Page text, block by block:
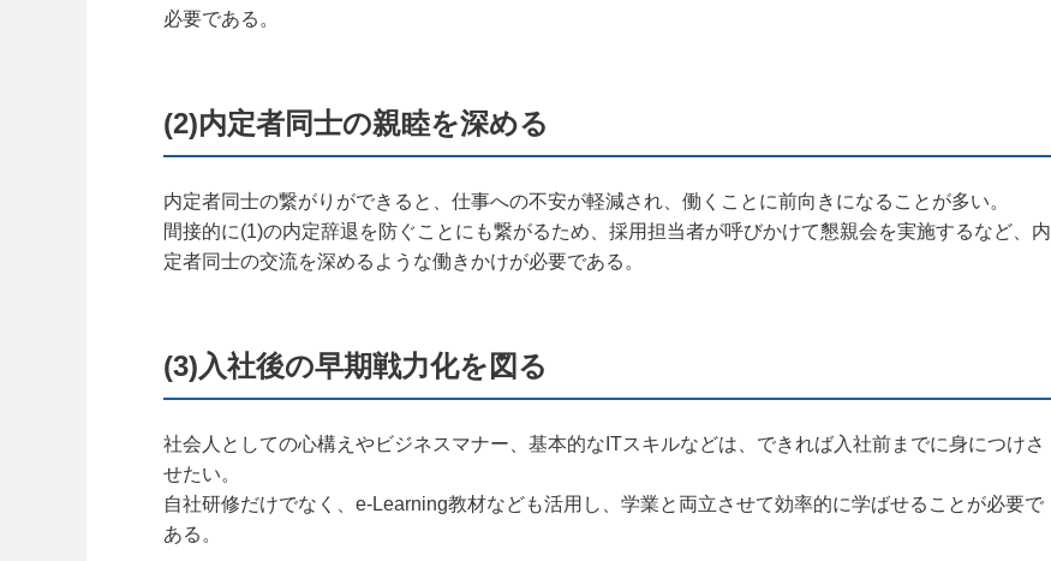
必要である。
(2)内定者同士の親睦を深める
内定者同士の繋がりができると、仕事への不安が軽減され、働くことに前向きになることが多い。
間接的に(1)の内定辞退を防ぐことにも繋がるため、採用担当者が呼びかけて懇親会を実施するなど、内
定者同士の交流を深めるような働きかけが必要である。
(3)入社後の早期戦力化を図る
社会人としての心構えやビジネスマナー、基本的なITスキルなどは、できれば入社前までに身につけさ
せたい。
自社研修だけでなく、e-Learning教材なども活用し、学業と両立させて効率的に学ばせることが必要で
ある。